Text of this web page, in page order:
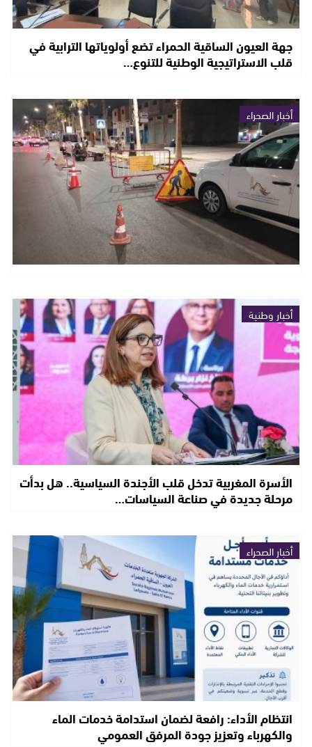
جهة العيون الساقية الحمراء تضع أولوياتها الترابية في
قلب الاستراتيجية الوطنية للتنوع…
أخبار الصحراء
أخبار وطنية
الأسرة المغربية تدخل قلب الأجندة السياسية.. هل بدأت
مرحلة جديدة في صناعة السياسات…
أخبار الصحراء
انتظام الأداء: رافعة لضمان استدامة خدمات الماء
والكهرباء وتعزيز جودة المرفق العمومي